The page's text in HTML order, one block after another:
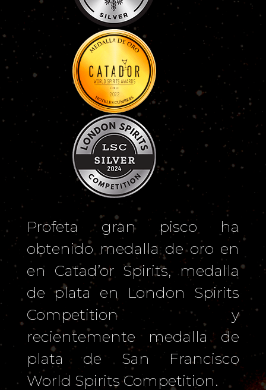
Profeta gran pisco ha
obtenido medalla de oro en
en Catad’or Spirits, medalla
de plata en London Spirits
Competition y
recientemente medalla de
plata de San Francisco
World Spirits Competition.